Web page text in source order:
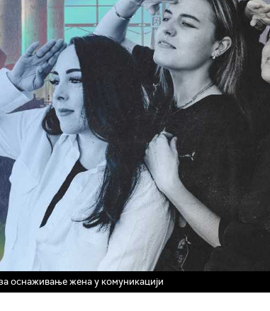
оснаживање жена у комуникацији